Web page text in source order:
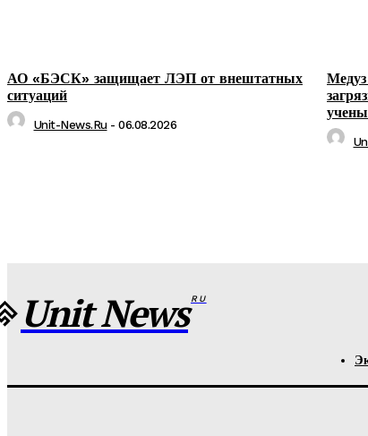
АО «БЭСК» защищает ЛЭП от внештатных
ситуаций
Unit-News.ru - 06.08.2026
Медуз
Unit News RU